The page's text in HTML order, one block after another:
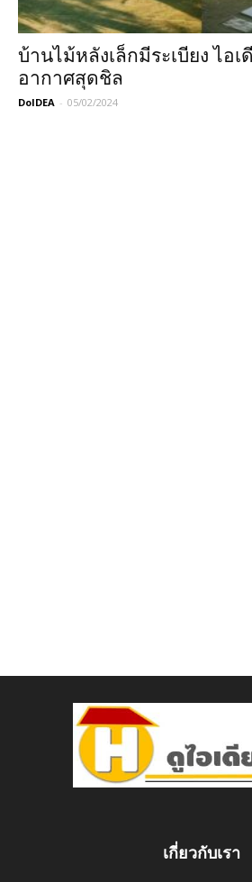
บ้านไม้หลังเล็กมีระเบียง ไอ
อากาศสุดชิล
DoIDEA - 05/02/2024
เกี่ยวกับเรา